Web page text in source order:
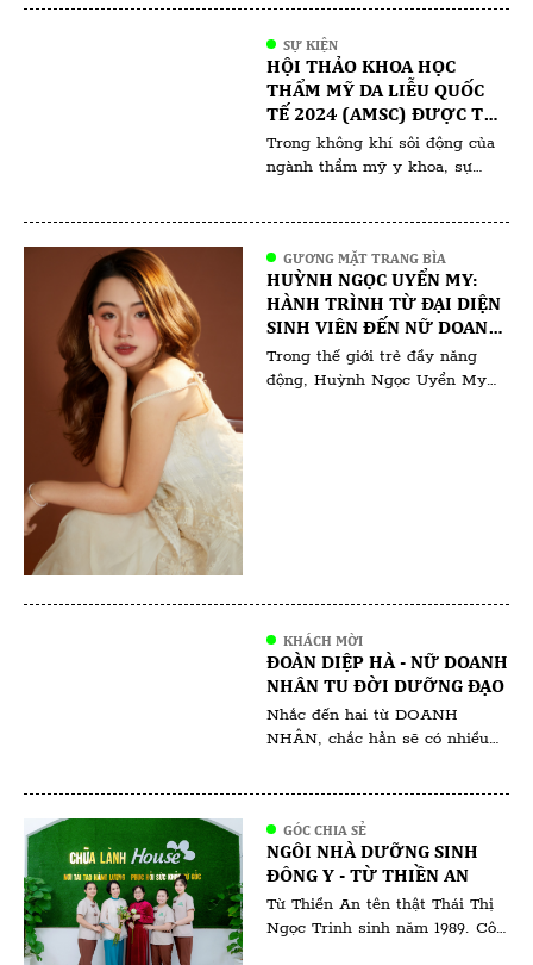
xưa – nơi những giá trị truyền
thống hòa quyện cùng ký ức
thân thương. Qua từng đường
nét, chất […]
SỰ KIỆN
HỘI THẢO KHOA HỌC
THẨM MỸ DA LIỄU QUỐC
TẾ 2024 (AMSC) ĐƯỢC TỔ
CHỨC TẠI KUALA LUMPUR
(MALAYSIA)
Trong không khí sôi động của
ngành thẩm mỹ y khoa, sự
làm đẹp. Với sự tham gia của
hàng trăm chuyên gia hàng
đầu đến từ khắp nơi trên thế
giới, hội nghị hứa hẹn mang […]
GƯƠNG MẶT TRANG BÌA
HUỲNH NGỌC UYỂN MY:
HÀNH TRÌNH TỪ ĐẠI DIỆN
SINH VIÊN ĐẾN NỮ DOANH
NHÂN ĐA TÀI
Trong thế giới trẻ đầy năng
động, Huỳnh Ngọc Uyển My
KHÁCH MỜI
ĐOÀN DIỆP HÀ - NỮ DOANH
NHÂN TU ĐỜI DƯỠNG ĐẠO
Nhắc đến hai từ DOANH
NHÂN, chắc hẳn sẽ có nhiều
kinh doanh thời bây giờ làm
thật ăn thật thì ít mà chiêu trò
thu lợi về mình thì nhiều không
đếm xuể. Tất nhiên, đã […]
GÓC CHIA SẺ
NGÔI NHÀ DƯỠNG SINH
ĐÔNG Y - TỪ THIỀN AN
Từ Thiền An tên thật Thái Thị
Ngọc Trinh sinh năm 1989. Cô